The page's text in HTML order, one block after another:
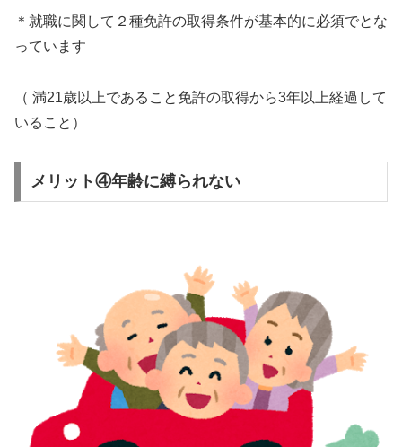
＊就職に関して２種免許の取得条件が基本的に必須でとな
っています
（ 満21歳以上であること免許の取得から3年以上経過して
いること）
メリット④年齢に縛られない